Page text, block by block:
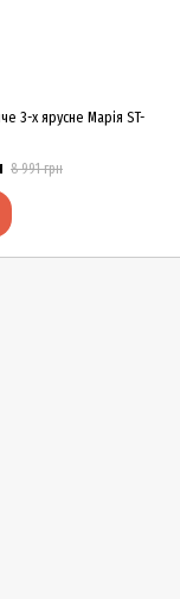
3-х ярусне Марія ST-
8 991 грн